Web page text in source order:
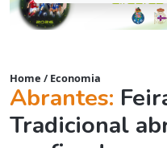
Home / Economia
Abrantes:
Tradicional